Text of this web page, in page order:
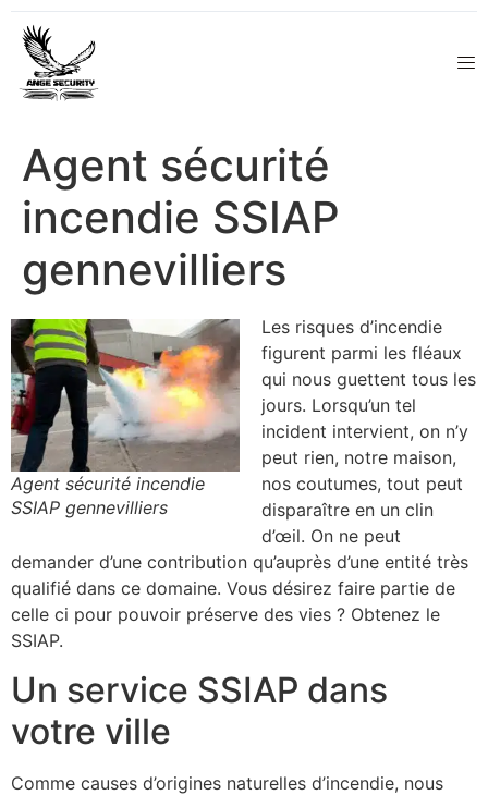
Agent sécurité
incendie SSIAP
gennevilliers
Agent sécurité incendie
SSIAP gennevilliers
Les risques d’incendie
figurent parmi les fléaux
qui nous guettent tous les
jours. Lorsqu’un tel
incident intervient, on n’y
peut rien, notre maison,
nos coutumes, tout peut
disparaître en un clin
d’œil. On ne peut
demander d’une contribution qu’auprès d’une entité très
qualifié dans ce domaine. Vous désirez faire partie de
celle ci pour pouvoir préserve des vies ? Obtenez le
SSIAP.
Un service SSIAP dans
votre ville
Comme causes d’origines naturelles d’incendie, nous